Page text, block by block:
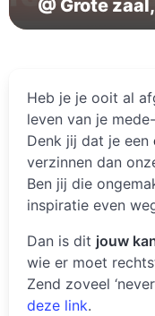
@ Grote
Heb je je ooit al
leven van je
Denk jij dat je een
verzinnen dan
Ben jij die
inspiratie even
Dan is dit jouw
wie er moet
Zend zoveel
deze link.